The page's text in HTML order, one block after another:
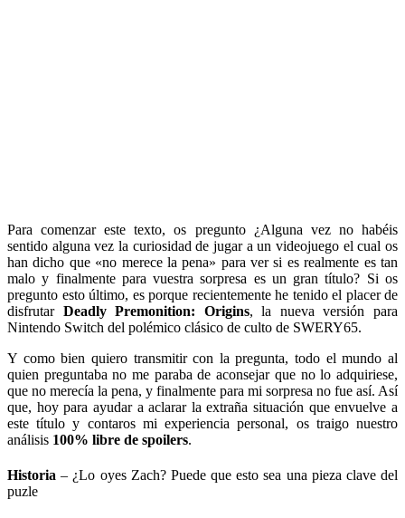
Para comenzar este texto, os pregunto ¿Alguna vez no habéis
sentido alguna vez la curiosidad de jugar a un videojuego el cual os
han dicho que «no merece la pena» para ver si es realmente es tan
malo y finalmente para vuestra sorpresa es un gran título? Si os
pregunto esto último, es porque recientemente he tenido el placer de
disfrutar Deadly Premonition: Origins, la nueva versión para
Nintendo Switch del polémico clásico de culto de SWERY65.
Y como bien quiero transmitir con la pregunta, todo el mundo al
quien preguntaba no me paraba de aconsejar que no lo adquiriese,
que no merecía la pena, y finalmente para mi sorpresa no fue así. Así
que, hoy para ayudar a aclarar la extraña situación que envuelve a
este título y contaros mi experiencia personal, os traigo nuestro
análisis 100% libre de spoilers.
Historia – ¿Lo oyes Zach? Puede que esto sea una pieza clave del
puzle